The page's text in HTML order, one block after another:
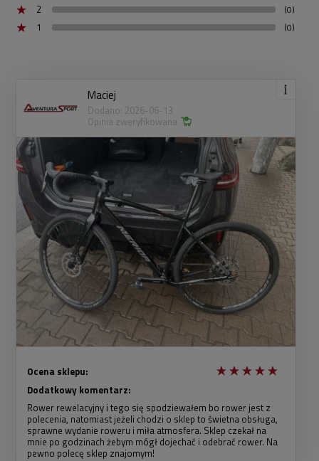
2 (0)
1 (0)
Maciej
Dodano: 2026-06-13
Opinia zweryfikowana
Ocena sklepu:
Dodatkowy komentarz:
Rower rewelacyjny i tego się spodziewałem bo rower jest z
polecenia, natomiast jeżeli chodzi o sklep to świetna obsługa,
sprawne wydanie roweru i miła atmosfera. Sklep czekał na
mnie po godzinach żebym mógł dojechać i odebrać rower. Na
pewno polecę sklep znajomym!